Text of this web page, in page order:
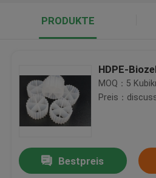
PRODUKTE
HDPE-
MOQ：5
Preis：
Bestpreis